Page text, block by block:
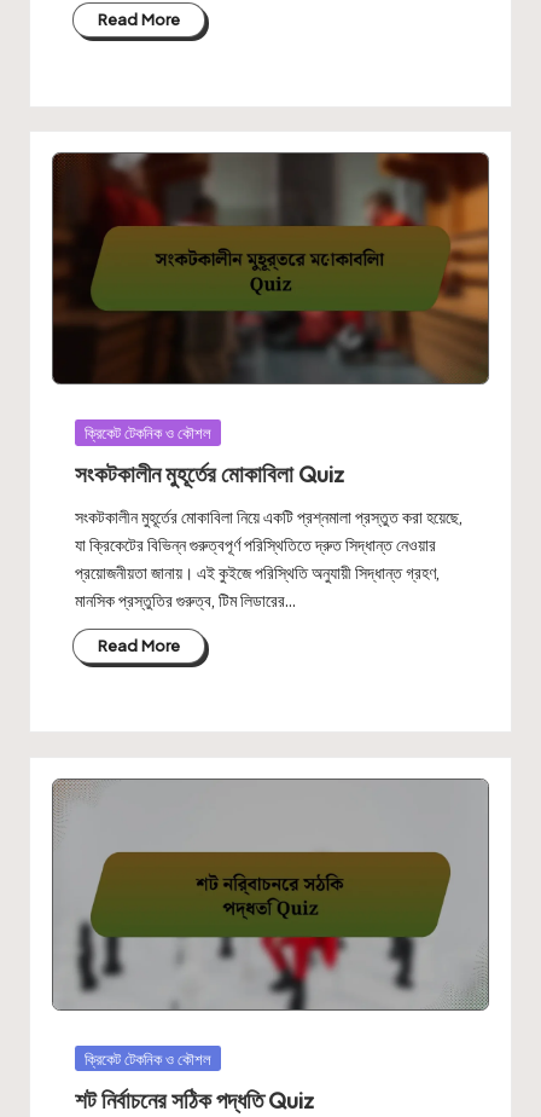
Read More
Posted
ক্রিকেট টেকনিক ও কৌশল
সংকটকালীন মুহূর্তের মোকাবিলা Quiz
সংকটকালীন মুহূর্তের মোকাবিলা নিয়ে একটি প্রশ্নমালা প্রস্তুত করা হয়েছে,
যা ক্রিকেটের বিভিন্ন গুরুত্বপূর্ণ পরিস্থিতিতে দ্রুত সিদ্ধান্ত নেওয়ার
প্রয়োজনীয়তা জানায়। এই কুইজে পরিস্থিতি অনুযায়ী সিদ্ধান্ত গ্রহণ,
মানসিক প্রস্তুতির গুরুত্ব, টিম লিডারের…
Read More
Posted
ক্রিকেট টেকনিক ও কৌশল
শট নির্বাচনের সঠিক পদ্ধতি Quiz